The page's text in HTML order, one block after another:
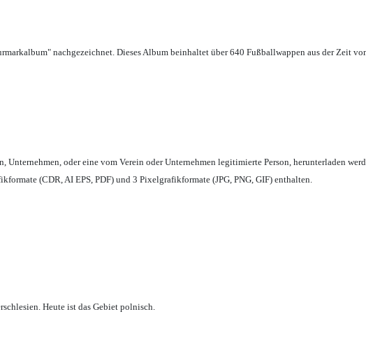
nachgezeichnet. Dieses Album beinhaltet über 640 Fußballwappen aus der Zeit
Unternehmen, oder eine vom Verein oder Unternehmen legitimierte Person, herunterladen
(CDR, AI EPS, PDF) und 3 Pixelgrafikformate (JPG, PNG, GIF) enthalten.
Heute ist das Gebiet polnisch.